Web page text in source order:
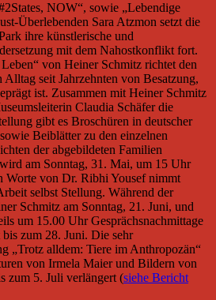
NOW“, sowie „Lebendige
Überlebenden Sara Atzmon setzt die
ihre künstlerische und
mit dem Nahostkonflikt fort.
von Heiner Schmitz richtet den
seit Jahrzehnten von Besatzung,
ist. Zusammen mit Heiner Schmitz
Claudia Schäfer die
gibt es Broschüren in deutscher
Beiblätter zu den einzelnen
der abgebildeten Familien
am Sonntag, 31. Mai, um 15 Uhr
Worte von Dr. Ribhi Yousef nimmt
selbst Stellung. Während der
Schmitz am Sonntag, 21. Juni, und
um 15.00 Uhr Gesprächsnachmittage
zum 28. Juni. Die sehr
„Trotz alldem: Tiere im Anthropozän“
von Irmela Maier und Bildern von
zum 5. Juli verlängert (siehe Bericht